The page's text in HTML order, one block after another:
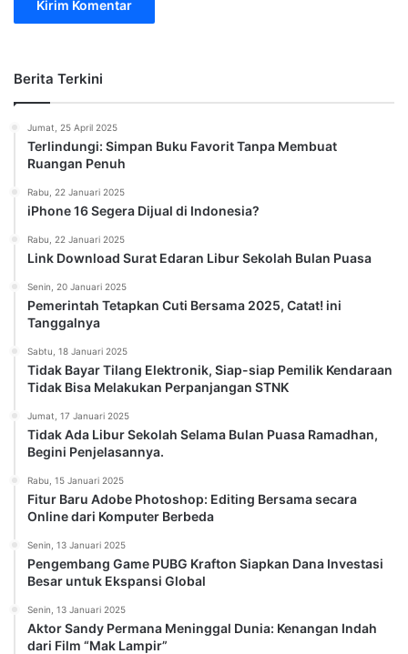
Berita Terkini
Jumat, 25 April 2025
Terlindungi: Simpan Buku Favorit Tanpa Membuat
Ruangan Penuh
Rabu, 22 Januari 2025
iPhone 16 Segera Dijual di Indonesia?
Rabu, 22 Januari 2025
Link Download Surat Edaran Libur Sekolah Bulan Puasa
Senin, 20 Januari 2025
Pemerintah Tetapkan Cuti Bersama 2025, Catat! ini
Tanggalnya
Sabtu, 18 Januari 2025
Tidak Bayar Tilang Elektronik, Siap-siap Pemilik Kendaraan
Tidak Bisa Melakukan Perpanjangan STNK
Jumat, 17 Januari 2025
Tidak Ada Libur Sekolah Selama Bulan Puasa Ramadhan,
Begini Penjelasannya.
Rabu, 15 Januari 2025
Fitur Baru Adobe Photoshop: Editing Bersama secara
Online dari Komputer Berbeda
Senin, 13 Januari 2025
Pengembang Game PUBG Krafton Siapkan Dana Investasi
Besar untuk Ekspansi Global
Senin, 13 Januari 2025
Aktor Sandy Permana Meninggal Dunia: Kenangan Indah
dari Film “Mak Lampir”